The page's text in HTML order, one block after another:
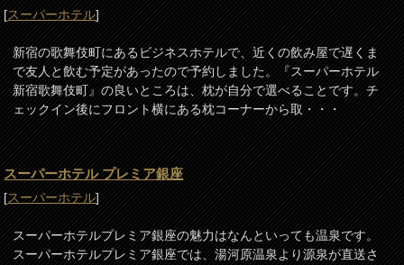
[スーパーホテル]
新宿の歌舞伎町にあるビジネスホテルで、近くの飲み屋で遅くま
で友人と飲む予定があったので予約しました。『スーパーホテル
新宿歌舞伎町』の良いところは、枕が自分で選べることです。チ
ェックイン後にフロント横にある枕コーナーから取・・・
スーパーホテル プレミア銀座
[スーパーホテル]
スーパーホテルプレミア銀座の魅力はなんといっても温泉です。
スーパーホテルプレミア銀座では、湯河原温泉より源泉が直送さ